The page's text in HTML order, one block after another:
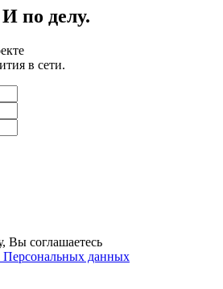
по делу.
в сети.
Вы соглашаетесь
Персональных данных